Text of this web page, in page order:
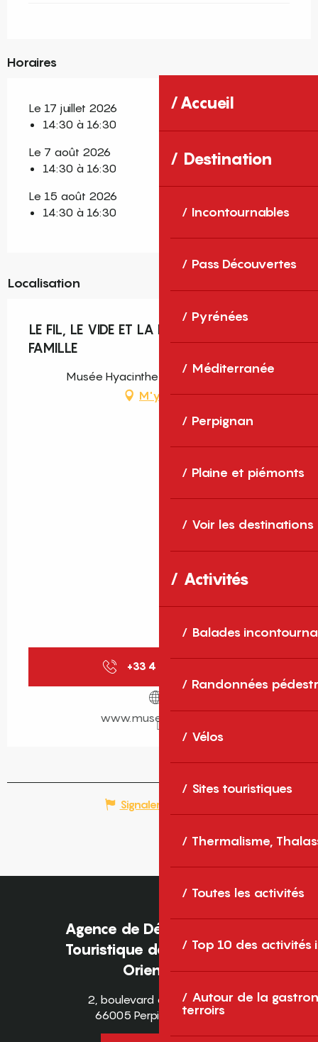
Accueil
Destination
Incontournables
Pass Découvertes
Pyrénées
Méditerranée
Perpignan
Plaine et piémonts
Voir les destinations
Activités
Balades
Randonnées
Vélos
Sites touristiques
Thermalisme,
Toutes les activités
Top 10 des activités
Autour de la
terroirs
Horaires
Le 17 juillet 2026
14:30 à 16:30
Le 7 août 2026
14:30 à 16:30
Le 15 août 2026
14:30 à 16:30
Localisation
LE FIL, LE VIDE ET LA FORME - ATELIER
FAMILLE
Musée Hyacinthe Rigaud, Perpignan
M'y rendre
+33 4 68 66 19
www.musee-rigaud.fr
Signaler une erreur
Agence de Développement
Touristique des Pyrénées-
Orientales
2, boulevard des Pyrénées
66005 Perpignan Cedex